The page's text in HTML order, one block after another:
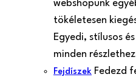
webshopunk
tökéletesen
Egyedi, stílusos
minden
Fejdíszek Fedezd